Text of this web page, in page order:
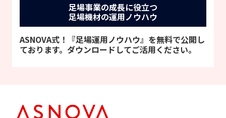
足場事業の成長に役立つ
足場機材の運用ノウハウ
ASNOVA式！『足場運用ノウハウ』を無料で公開し
ております。ダウンロードしてご活用ください。